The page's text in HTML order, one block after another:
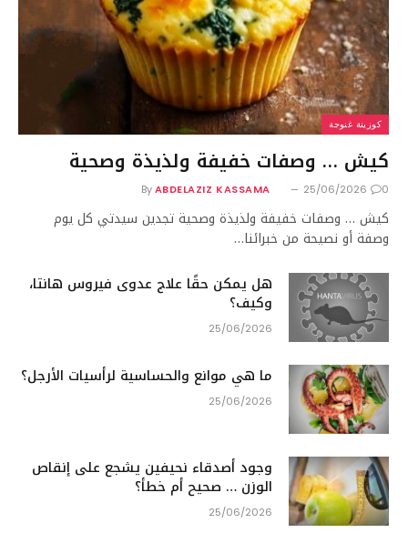
كوزينة غنوجة
كيش … وصفات خفيفة ولذيذة وصحية
By ABDELAZIZ KASSAMA 25/06/2026 0
كيش … وصفات خفيفة ولذيذة وصحية تجدين سيدتي كل يوم
وصفة أو نصيحة من خبرائنا…
هل يمكن حقًا علاج عدوى فيروس هانتا،
وكيف؟
25/06/2026
ما هي موانع والحساسية لرأسيات الأرجل؟
25/06/2026
وجود أصدقاء نحيفين يشجع على إنقاص
الوزن … صحيح أم خطأ؟
25/06/2026